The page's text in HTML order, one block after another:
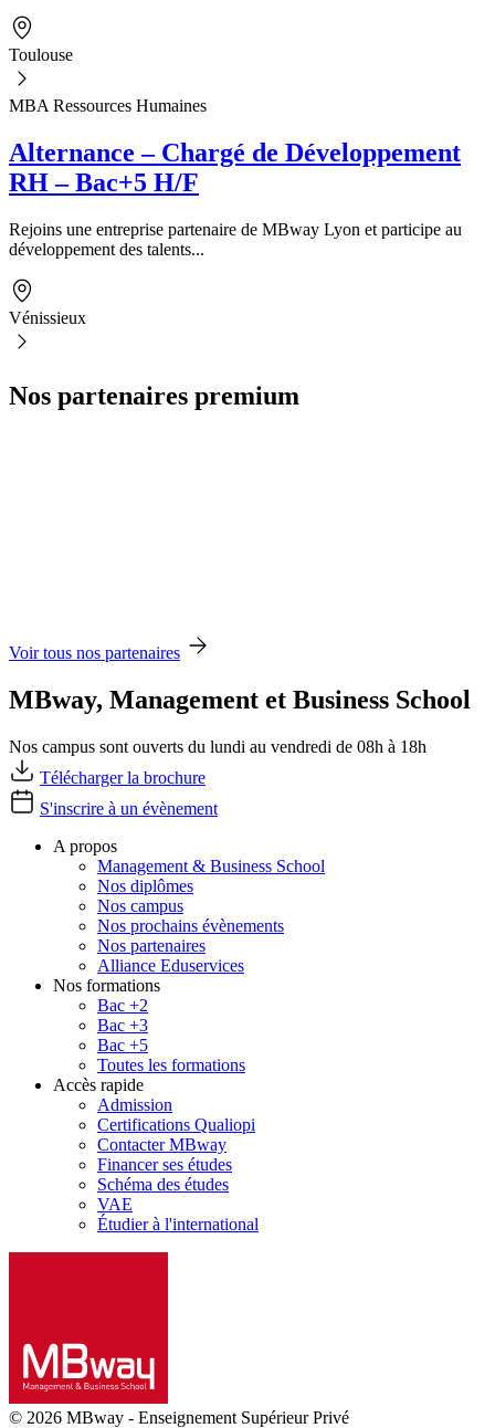
Toulouse
MBA Ressources Humaines
Alternance – Chargé de Développement
RH – Bac+5 H/F
Rejoins une entreprise partenaire de MBway Lyon et participe au
développement des talents...
Vénissieux
Nos partenaires premium
Voir tous nos partenaires
MBway, Management et Business School
Nos campus sont ouverts du lundi au vendredi de 08h à 18h
Télécharger la brochure
S'inscrire à un évènement
A propos
Management & Business School
Nos diplômes
Nos campus
Nos prochains évènements
Nos partenaires
Alliance Eduservices
Nos formations
Bac +2
Bac +3
Bac +5
Toutes les formations
Accès rapide
Admission
Certifications Qualiopi
Contacter MBway
Financer ses études
Schéma des études
VAE
Étudier à l'international
© 2026 MBway - Enseignement Supérieur Privé